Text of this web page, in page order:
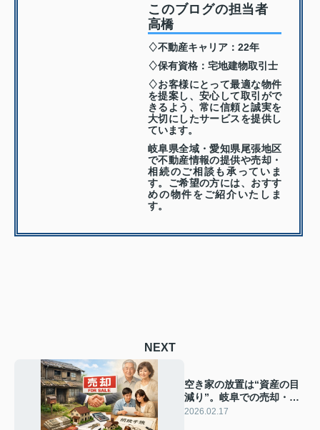
このブログの担当者
高橋
♢不動産キャリア：22年
♢保有資格：宅地建物取引士
♢お客様にとって最適な物件
を提案し、安心して取引がで
きるよう、常に信頼と誠実を
大切にしたサービスを提供し
ています。
岐阜県全域・愛知県尾張地区
で不動産情報の提供や売却・
相続のご相談も承っていま
す。ご希望の方には、おすす
めの物件をご紹介いたしま
す。
NEXT
空き家の放置は“資産の目
減り”。岐阜での売却・活
用は共栄住宅へ
2026.02.17